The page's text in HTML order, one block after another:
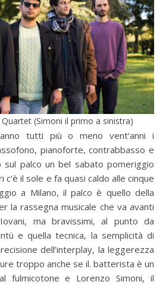
(Simoni il primo a sinistra)
pianoforte, contrabbasso e
sul palco un bel sabato pomeriggio
il sole e fa quasi caldo alle cinque
a Milano, il palco è quello della
la rassegna musicale che va avanti
ma bravissimi, al punto da
e quella tecnica, la semplicità di
dell’interplay, la leggerezza
troppo anche se il. batterista è un
fulmicotone e Lorenzo Simoni, il